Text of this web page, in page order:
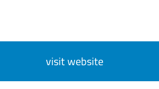
visit website